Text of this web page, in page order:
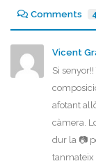
Comments
Vicent
Si
afotant
càmera.
dur la 📷
tanmateix